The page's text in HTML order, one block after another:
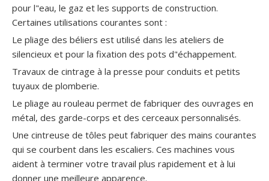
pour l"eau, le gaz et les supports de construction.
Certaines utilisations courantes sont :
Le pliage des béliers est utilisé dans les ateliers de
silencieux et pour la fixation des pots d"échappement.
Travaux de cintrage à la presse pour conduits et petits
tuyaux de plomberie.
Le pliage au rouleau permet de fabriquer des ouvrages en
métal, des garde-corps et des cerceaux personnalisés.
Une cintreuse de tôles peut fabriquer des mains courantes
qui se courbent dans les escaliers. Ces machines vous
aident à terminer votre travail plus rapidement et à lui
donner une meilleure apparence.